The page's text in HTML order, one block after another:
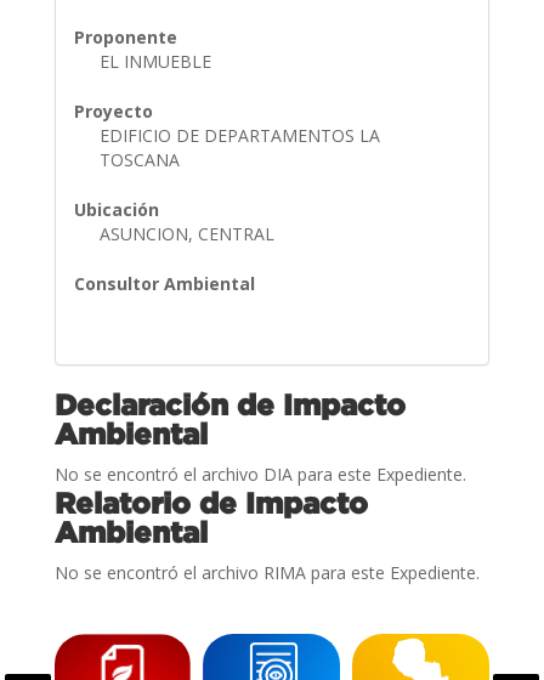
Proponente
EL INMUEBLE
Proyecto
EDIFICIO DE DEPARTAMENTOS LA
TOSCANA
Ubicación
ASUNCION, CENTRAL
Consultor Ambiental
Declaración de Impacto
Ambiental
No se encontró el archivo DIA para este Expediente.
Relatorio de Impacto
Ambiental
No se encontró el archivo RIMA para este Expediente.